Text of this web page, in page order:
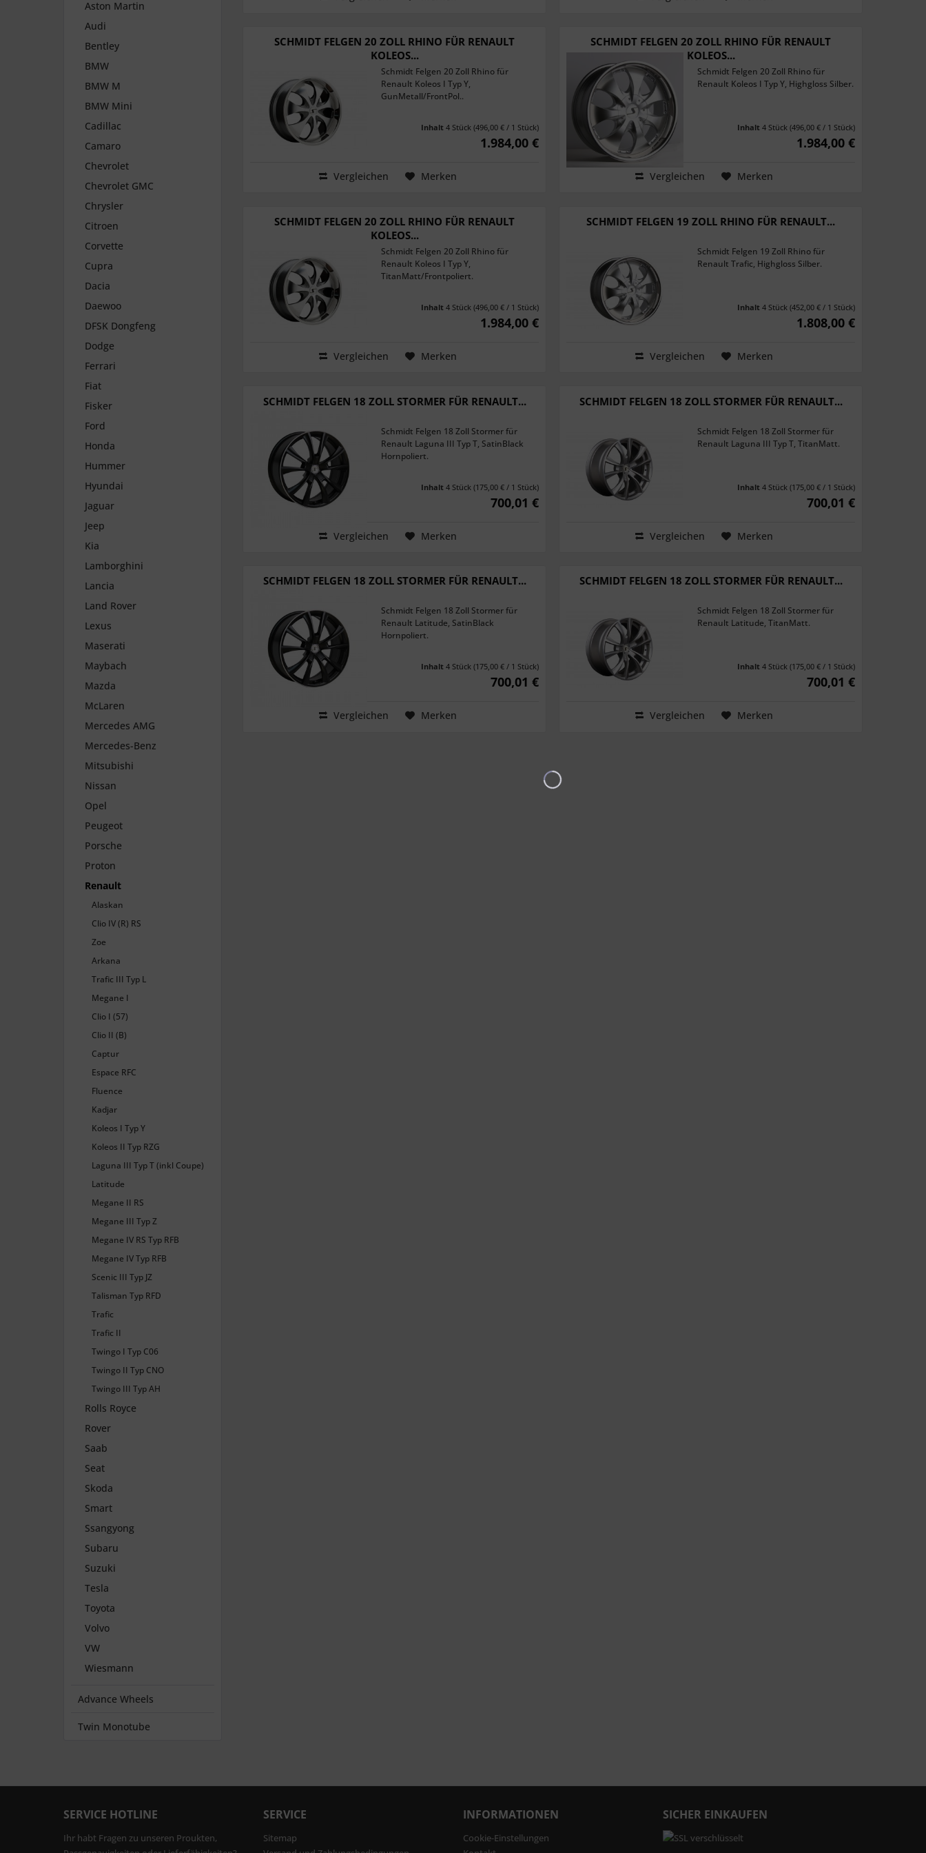
Aston Martin
Audi
Bentley
BMW
BMW M
BMW Mini
Cadillac
Camaro
Chevrolet
Chevrolet GMC
Chrysler
Citroen
Corvette
Cupra
Dacia
Daewoo
DFSK Dongfeng
Dodge
Ferrari
Fiat
Fisker
Ford
Honda
Hummer
Hyundai
Jaguar
Jeep
Kia
Lamborghini
Lancia
Land Rover
Lexus
Maserati
Maybach
Mazda
McLaren
Mercedes AMG
Mercedes-Benz
Mitsubishi
Nissan
Opel
Peugeot
Porsche
Proton
Renault
Alaskan
Clio IV (R) RS
Zoe
Arkana
Trafic III Typ L
Megane I
Clio I (57)
Clio II (B)
Captur
Espace RFC
Fluence
Kadjar
Koleos I Typ Y
Koleos II Typ RZG
Laguna III Typ T (inkl Coupe)
Latitude
Megane II RS
Megane III Typ Z
Megane IV RS Typ RFB
Megane IV Typ RFB
Scenic III Typ JZ
Talisman Typ RFD
Trafic
Trafic II
Twingo I Typ C06
Twingo II Typ CNO
Twingo III Typ AH
Rolls Royce
Rover
Saab
Seat
Skoda
Smart
Ssangyong
Subaru
Suzuki
Tesla
Toyota
Volvo
VW
Wiesmann
Advance Wheels
Twin Monotube
SCHMIDT FELGEN 20 ZOLL RHINO FÜR RENAULT
KOLEOS...
Schmidt Felgen 20 Zoll Rhino für
Renault Koleos I Typ Y,
GunMetall/FrontPol..
Inhalt 4 Stück (496,00 € / 1 Stück)
1.984,00 €
Vergleichen Merken
SCHMIDT FELGEN 20 ZOLL RHINO FÜR RENAULT
KOLEOS...
Schmidt Felgen 20 Zoll Rhino für
Renault Koleos I Typ Y, Highgloss Silber.
Inhalt 4 Stück (496,00 € / 1 Stück)
1.984,00 €
Vergleichen Merken
SCHMIDT FELGEN 20 ZOLL RHINO FÜR RENAULT
KOLEOS...
Schmidt Felgen 20 Zoll Rhino für
Renault Koleos I Typ Y,
TitanMatt/Frontpoliert.
Inhalt 4 Stück (496,00 € / 1 Stück)
1.984,00 €
Vergleichen Merken
SCHMIDT FELGEN 19 ZOLL RHINO FÜR RENAULT...
Schmidt Felgen 19 Zoll Rhino für
Renault Trafic, Highgloss Silber.
Inhalt 4 Stück (452,00 € / 1 Stück)
1.808,00 €
Vergleichen Merken
SCHMIDT FELGEN 18 ZOLL STORMER FÜR RENAULT...
Schmidt Felgen 18 Zoll Stormer für
Renault Laguna III Typ T, SatinBlack
Hornpoliert.
Inhalt 4 Stück (175,00 € / 1 Stück)
700,01 €
Vergleichen Merken
SCHMIDT FELGEN 18 ZOLL STORMER FÜR RENAULT...
Schmidt Felgen 18 Zoll Stormer für
Renault Laguna III Typ T, TitanMatt.
Inhalt 4 Stück (175,00 € / 1 Stück)
700,01 €
Vergleichen Merken
SCHMIDT FELGEN 18 ZOLL STORMER FÜR RENAULT...
Schmidt Felgen 18 Zoll Stormer für
Renault Latitude, SatinBlack
Hornpoliert.
Inhalt 4 Stück (175,00 € / 1 Stück)
700,01 €
Vergleichen Merken
SCHMIDT FELGEN 18 ZOLL STORMER FÜR RENAULT...
Schmidt Felgen 18 Zoll Stormer für
Renault Latitude, TitanMatt.
Inhalt 4 Stück (175,00 € / 1 Stück)
700,01 €
Vergleichen Merken
SERVICE HOTLINE
Ihr habt Fragen zu unseren Proukten,
SERVICE
Sitemap
INFORMATIONEN
Cookie-Einstellungen
SICHER EINKAUFEN